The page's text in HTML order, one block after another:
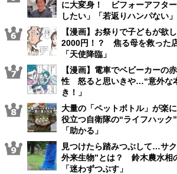
に大変身！ ビフォーアフタ
したい」「若返りハンパない」
【漫画】お祭りで子どもが欲
2000円！？ 焦る母を救った
「天使降臨」
【漫画】電車でベビーカーの
性 怒ると思いきや…“意外な
き！」
大量の「ペットボトル」が楽
役立つ自衛隊の“ライフハック
「助かる」
見つけたら踏みつぶして…サ
外来生物”とは？ 鈴木農水相
「迷わずつぶす」